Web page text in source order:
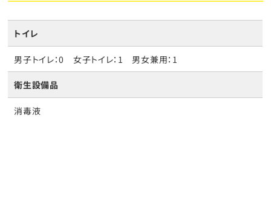
トイレ
男子トイレ：0 女子トイレ：1 男女兼用：1
衛生設備品
消毒液